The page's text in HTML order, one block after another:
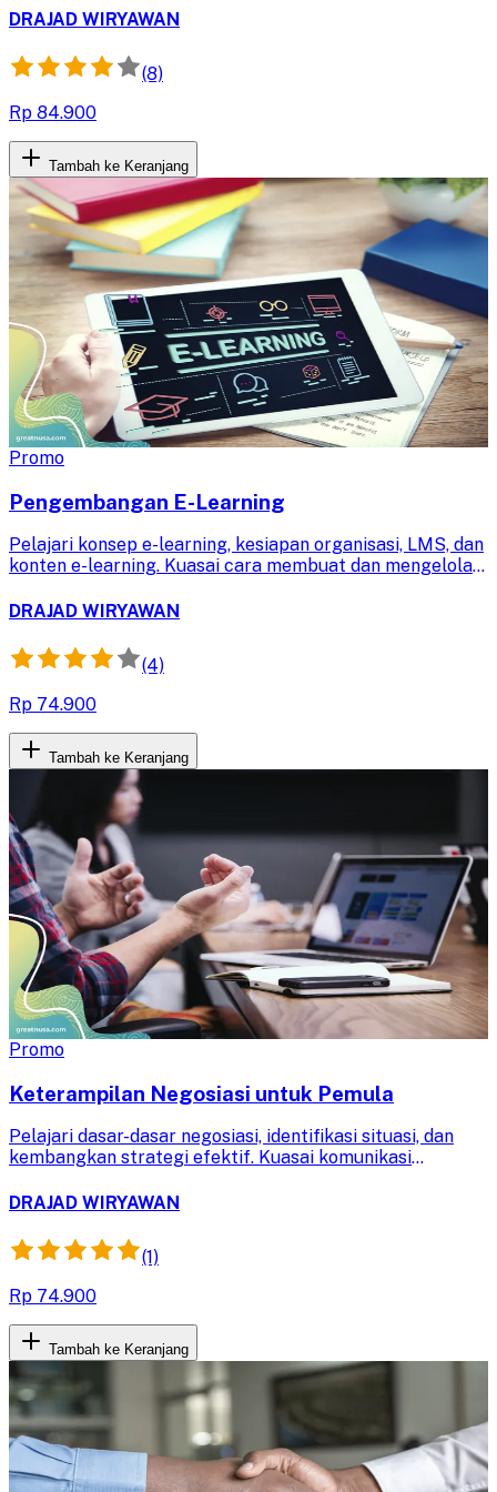
demi kesuksesan penjualan.
DRAJAD WIRYAWAN
(8)
Rp 84.900
Tambah ke Keranjang
Promo
Pengembangan E-Learning
Pelajari konsep e-learning, kesiapan organisasi, LMS, dan
konten e-learning. Kuasai cara membuat dan mengelola
belajar siswa.
DRAJAD WIRYAWAN
(4)
Rp 74.900
Tambah ke Keranjang
Promo
Keterampilan Negosiasi untuk Pemula
Pelajari dasar-dasar negosiasi, identifikasi situasi, dan
kembangkan strategi efektif. Kuasai komunikasi
dalam berbagai kondisi.
DRAJAD WIRYAWAN
(1)
Rp 74.900
Tambah ke Keranjang